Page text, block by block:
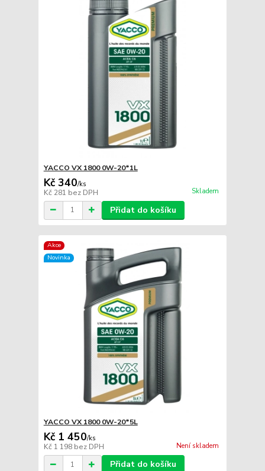
YACCO VX 1800 0W-20*1L
Kč 340/ks
Kč 281 bez DPH Skladem
Přidat do košíku
Akce
Novinka
YACCO VX 1800 0W-20*5L
Kč 1 450/ks
Kč 1 198 bez DPH Není skladem
Přidat do košíku